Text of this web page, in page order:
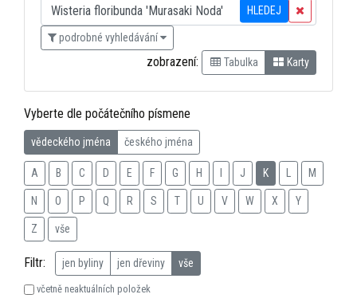
HLEDEJ
podrobné vyhledávání
zobrazení: Tabulka Karty
Vyberte dle počátečního písmene
vědeckého jména českého jména
A B C D E F G H J K M
N O P Q R S T U V W X Y
Z vše
Filtr: jen byliny jen dřeviny vše
včetně neaktuálních položek